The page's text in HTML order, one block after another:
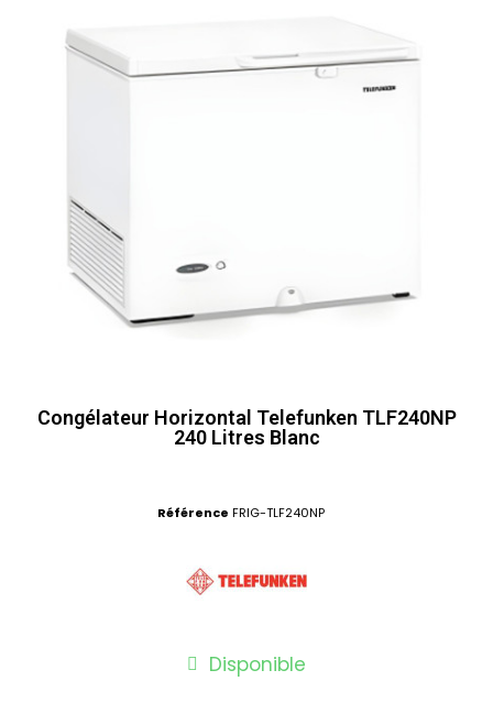
Congélateur Horizontal Telefunken TLF240NP
240 Litres Blanc
Référence FRIG-TLF240NP
Disponible